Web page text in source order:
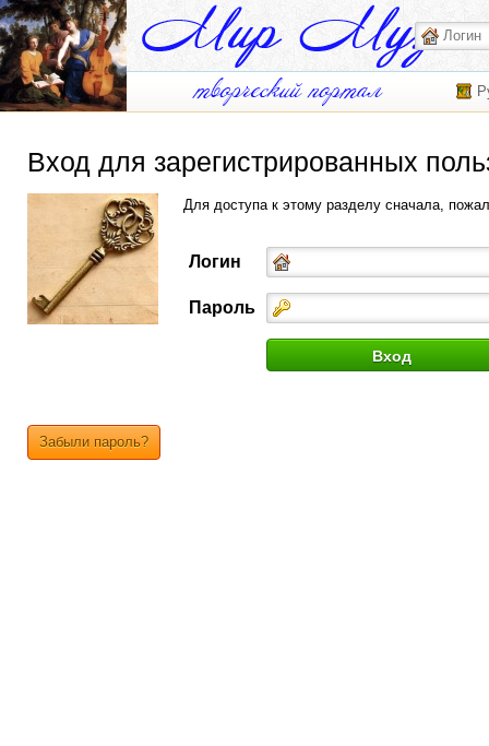
Вход для зарегистрированных
Для доступа к этому разделу сначала,
Логин
Пароль
Забыли пароль?